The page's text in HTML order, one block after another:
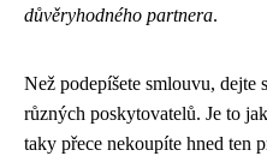
důvěryhodného partnera.
Než podepíšete smlouvu, dejte
různých poskytovatelů. Je to
taky přece nekoupíte hned ten